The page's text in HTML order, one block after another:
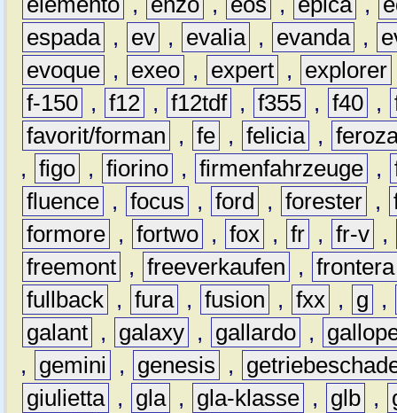
espada , ev , evalia , evanda ,
evoque , exeo , expert , explorer
f-150 , f12 , f12tdf , f355 , f40 ,
favorit/forman
, fe , felicia ,
, figo , fiorino , firmenfahrzeuge ,
fluence , focus , ford , forester ,
formore , fortwo , fox , fr , fr-v ,
freemont , freeverkaufen , frontera
fullback , fura , fusion , fxx , g
,
galant , galaxy , gallardo ,
,
gemini , genesis ,
giulietta , gla , gla-klasse , glb ,